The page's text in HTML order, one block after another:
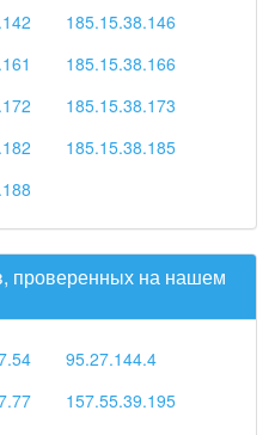
185.15.38.146
185.15.38.166
185.15.38.173
185.15.38.185
проверенных на нашем
95.27.144.4
157.55.39.195